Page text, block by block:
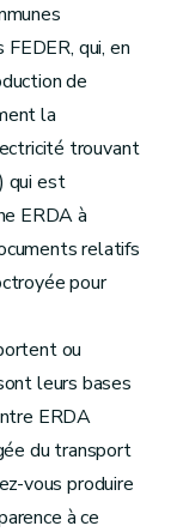
qui, en
de
la
trouvant
qui est
ERDA à
relatifs
pour
ou
leurs bases
ERDA
du transport
vous produire
à ce